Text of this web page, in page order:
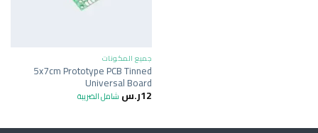
جميع المكونات
5x7cm Prototype PCB Tinned
Universal Board
12ر.س شامل الضريبة